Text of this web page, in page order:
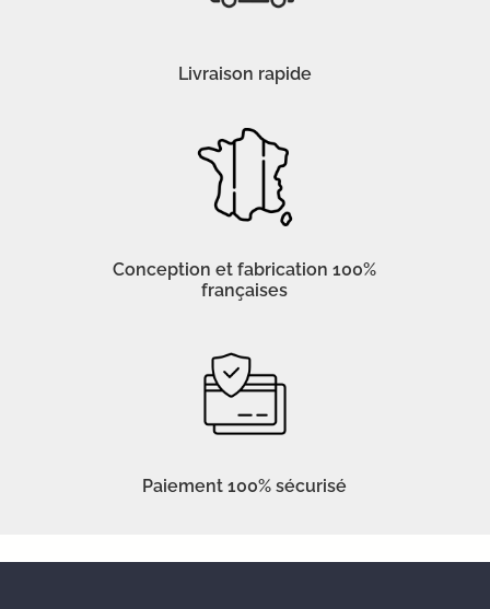
Livraison rapide
Conception et fabrication 100%
françaises
Paiement 100% sécurisé